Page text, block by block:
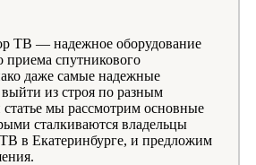
ТВ — надежное оборудование
приема спутникового
даже самые надежные
выйти из строя по разным
мы рассмотрим основные
сталкиваются владельцы
в Екатеринбурге, и предложим